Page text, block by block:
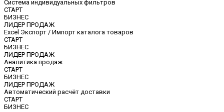
Система индивидуальных фильтров
СТАРТ
БИЗНЕС
ЛИДЕР ПРОДАЖ
Excel Экспорт / Импорт каталога товаров
СТАРТ
БИЗНЕС
ЛИДЕР ПРОДАЖ
Аналитика продаж
СТАРТ
БИЗНЕС
ЛИДЕР ПРОДАЖ
Автоматический расчёт доставки
СТАРТ
БИЗНЕС